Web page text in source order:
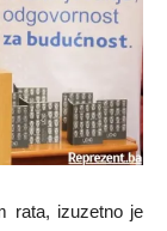
rata, izuzetno je